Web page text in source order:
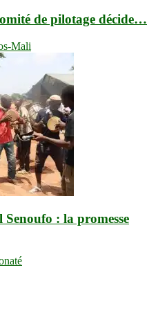
de pilotage décide…
Mali
: la promesse